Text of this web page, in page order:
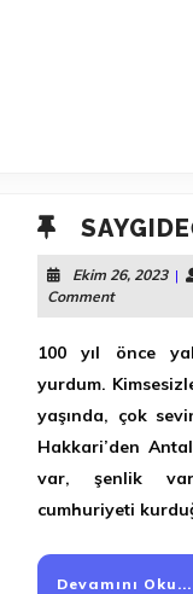
Ekim 26, 2023 |
Comment
100 yıl önce
yurdum.
yaşında, çok
Hakkari’den
var, şenlik
cumhuriyeti
Devamını Oku...